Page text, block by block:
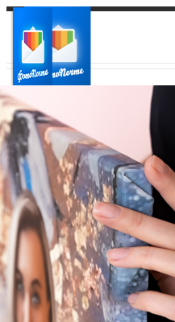
Ваш город:
Ваш регион доставки
Выберите из списка: